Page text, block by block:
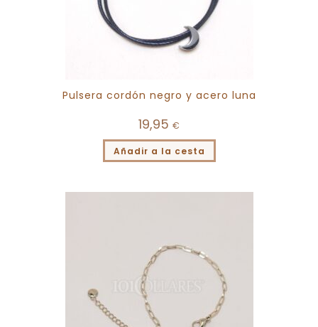
Pulsera cordón negro y acero luna
19,95 €
Añadir a la cesta